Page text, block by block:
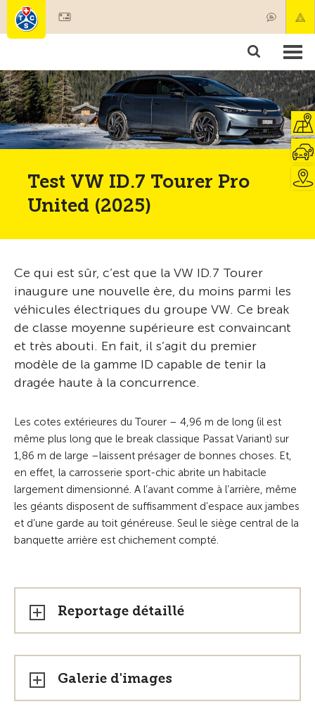
Membres & prestations
Tests, sécurité & santé
Test VW ID.7 Tourer Pro
United (2025)
Ce qui est sûr, c’est que la VW ID.7 Tourer
inaugure une nouvelle ère, du moins parmi les
véhicules électriques du groupe VW. Ce break
de classe moyenne supérieure est convaincant
et très abouti. En fait, il s’agit du premier
modèle de la gamme ID capable de tenir la
dragée haute à la concurrence.
Les cotes extérieures du Tourer – 4,96 m de long (il est
même plus long que le break classique Passat Variant) sur
1,86 m de large –laissent présager de bonnes choses. Et,
en effet, la carrosserie sport-chic abrite un habitacle
largement dimensionné. A l’avant comme à l’arrière, même
les géants disposent de suffisamment d’espace aux jambes
et d’une garde au toit généreuse. Seul le siège central de la
banquette arrière est chichement compté.
Reportage détaillé
Galerie d'images